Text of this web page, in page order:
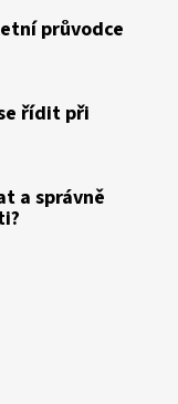
průvodce
řídit při
a správně